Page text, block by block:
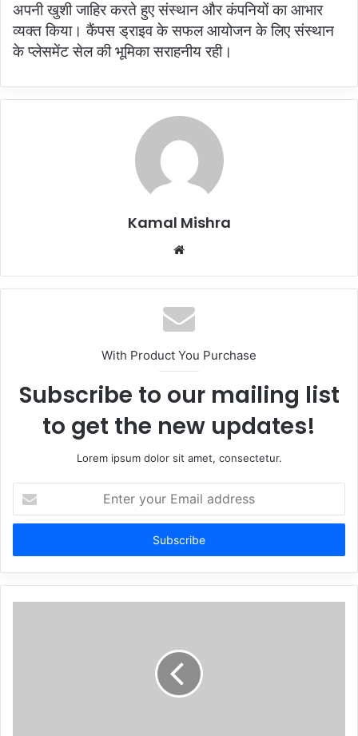
अपनी खुशी जाहिर करते हुए संस्थान और कंपनियों का आभार
व्यक्त किया। कैंपस ड्राइव के सफल आयोजन के लिए संस्थान
के प्लेसमेंट सेल की भूमिका सराहनीय रही।
Kamal Mishra
Website
With Product You Purchase
Subscribe to our mailing list
to get the new updates!
Lorem ipsum dolor sit amet, consectetur.
your
Email